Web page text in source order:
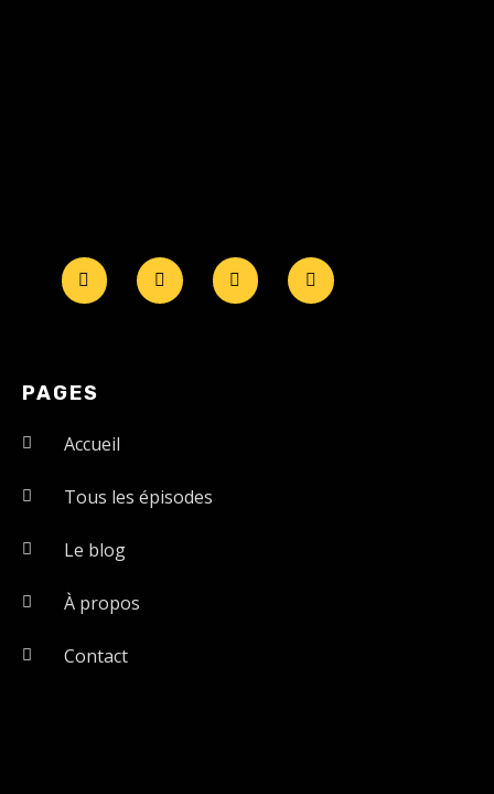
PAGES
Accueil
Tous les épisodes
Le blog
À propos
Contact